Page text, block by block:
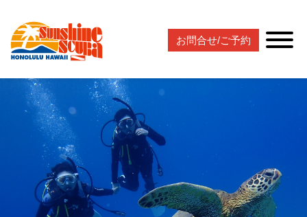
お問合せ/ご予約